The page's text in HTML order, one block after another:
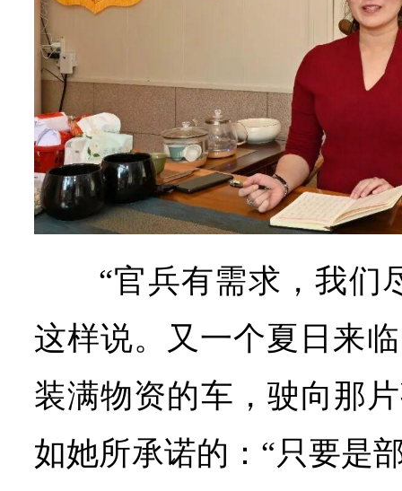
“官兵有需求，我们
这样说。又一个夏日来
装满物资的车，驶向那
如她所承诺的：“只要是